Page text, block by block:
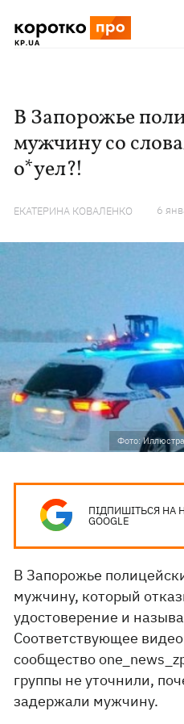
В Запорожье
мужчину со
о*уел?!
ЕКАТЕРИНА КОВАЛЕНКО 6
Фото:
ПІДПИШІТЬСЯ НА
GOOGLE
В Запорожье
мужчину, который
удостоверение и
Соответствующее
сообщество
группы не уточнили,
задержали мужчину.